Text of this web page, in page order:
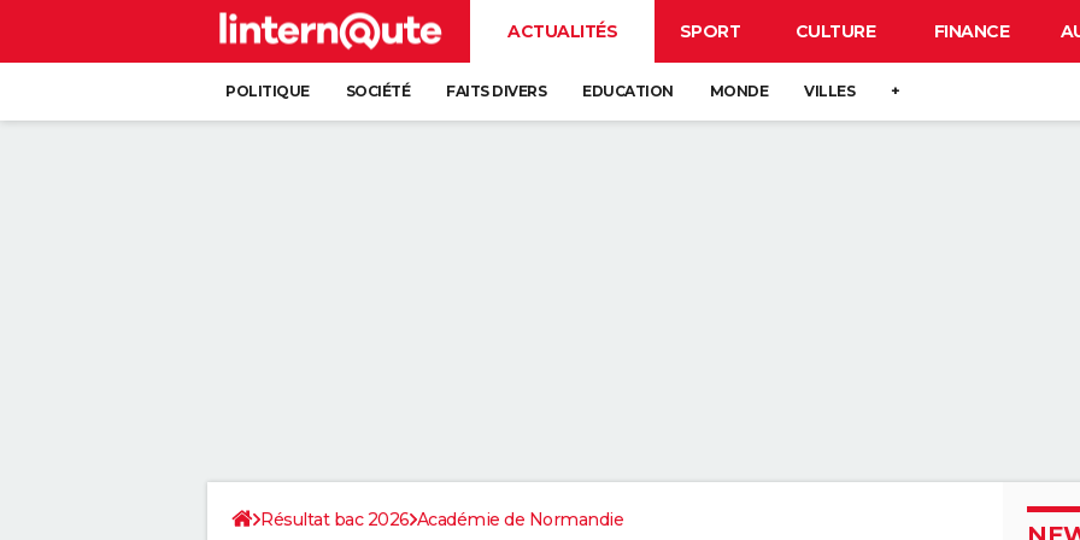
ACTUALITÉS SPORT CULTURE FINANCE
POLITIQUE SOCIÉTÉ FAITS DIVERS EDUCATION MONDE VILLES +
Résultat bac 2026 Académie de Normandie